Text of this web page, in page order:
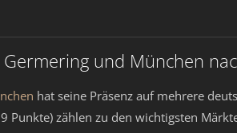
und München
hat seine Präsenz auf mehrere
Punkte) zählen zu den wichtigsten